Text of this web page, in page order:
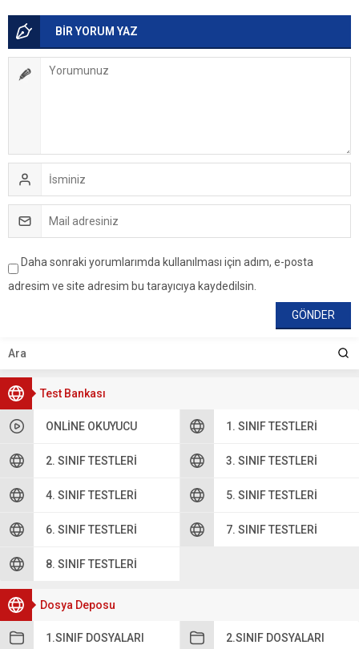
Test Bankası
ONLINE OKUYUCU 1. SINIF TESTLERI
2. SINIF TESTLERI 3. SINIF TESTLERI
4. SINIF TESTLERI 5. SINIF TESTLERI
6. SINIF TESTLERI 7. SINIF TESTLERI
8. SINIF TESTLERI
Dosya Deposu
1.SINIF DOSYALARI 2.SINIF DOSYALARI
BİR YORUM YAZ
Daha sonraki yorumlarımda kullanılması için adım, e-posta
adresim ve site adresim bu tarayıcıya kaydedilsin.